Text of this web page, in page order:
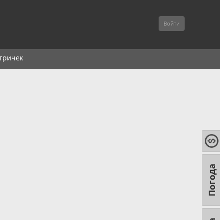
Войти
Погода